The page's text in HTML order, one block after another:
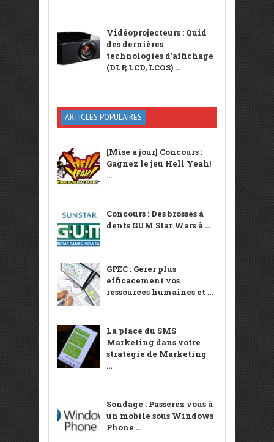
Vidéoprojecteurs : Quid
des dernières
technologies d’affichage
(DLP, LCD, LCOS) ...
ARTICLES POPULAIRES
[Mise à jour] Concours :
Gagnez le jeu Hell Yeah!
...
Concours : Des brosses à
dents GUM Star Wars à ...
GPEC : Gérer plus
efficacement vos
ressources humaines et ...
La place du SMS
Marketing dans votre
stratégie de Marketing
...
Sondage : Passerez vous à
un mobile sous Windows
Phone ...